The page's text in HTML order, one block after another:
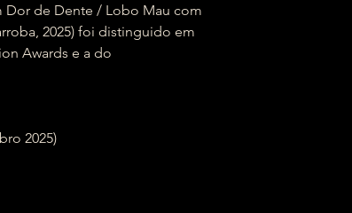
Dor de Dente / Lobo Mau com
2025) foi distinguido em
Awards e a do
2025)